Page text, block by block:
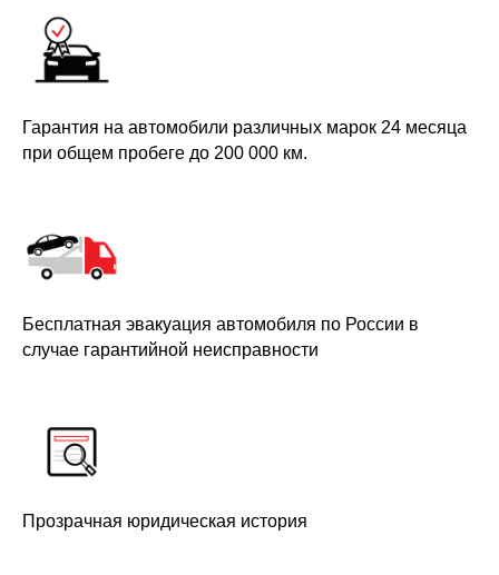
Гарантия на автомобили различных марок 24 месяца
при общем пробеге до 200 000 км.
Бесплатная эвакуация автомобиля по России в
случае гарантийной неисправности
Прозрачная юридическая история